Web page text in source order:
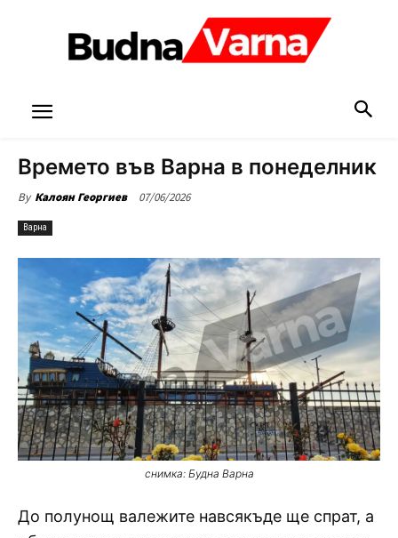
Времето във Варна в понеделник
By Калоян Георгиев 07/06/2026
Варна
снимка: Будна Варна
До полунощ валежите навсякъде ще спрат, а